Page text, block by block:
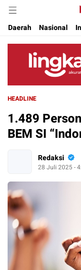
Daerah
Nasional
HEADLINE
1.489
BEM SI
Redaksi
28 Juli 2025 -